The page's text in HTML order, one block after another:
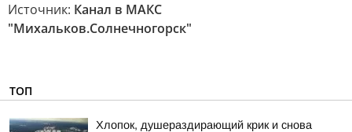
Источник: Канал в МАКС
"Михальков.Солнечногорск"
ТОП
Хлопок, душераздирающий крик и снова